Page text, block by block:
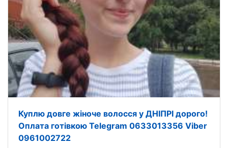
Куплю довге жіноче волосся у ДНІПРІ дорого!
Оплата готівкою Telegram 0633013356 Viber
0961002722